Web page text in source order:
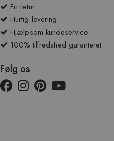
Fri retur
Hurtig levering
Hjælpsom kundeservice
100% tilfredshed garanteret
Følg os